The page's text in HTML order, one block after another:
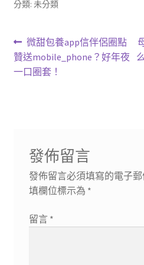
分類: 未分類
文
章
上
一
篇
微甜包養app信伴侶圈點
贊送mobile_phone？好年夜
一口圈套！
發佈留言
發佈留言必須填寫的電子
填欄位標示為 *
留言 *